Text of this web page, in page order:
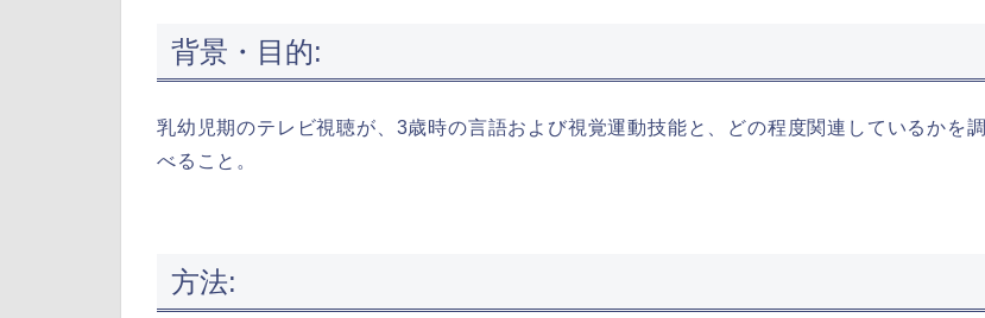
背景・目的:
乳幼児期のテレビ視聴が、3歳時の言語および視覚運動技能と、どの程度関連しているかを調
べること。
方法: